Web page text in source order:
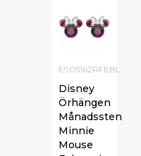
E905162RFEBL
Disney
Örhängen
Månadssten
Minnie
Mouse